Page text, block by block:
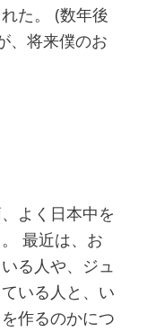
た。 (数年後
、将来僕のお
よく日本中を
最近は、お
る人や、ジュ
いる人と、い
作るのかにつ